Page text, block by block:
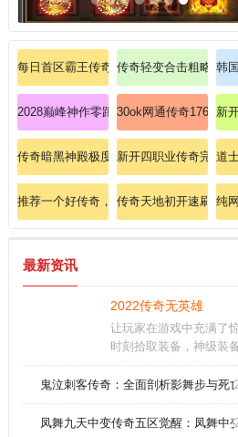
每日首区霸王传奇单刷赤月恶魔的终极技
传奇轻变合击粗略探韩
2028巅峰神作零距离教学兄弟领悟道士毒
30ok网通传奇176切身
新
传奇暗黑神殿极度狂热追寻法神手镯下落
新开四职业传奇完全
道
推荐一个好传奇，格外欢快挖到祈祷手镯
传奇天地初开速刷道纯
最新资讯
2022传奇无英雄
让玩家在游戏中充满了
时刻拾取装备，神级装
不要错过。深入理解游
和地图等。任务完成：
鬼泣刺客传奇：全面剖析影舞步与死
凤舞九天中变传奇五区觉醒：凤舞中